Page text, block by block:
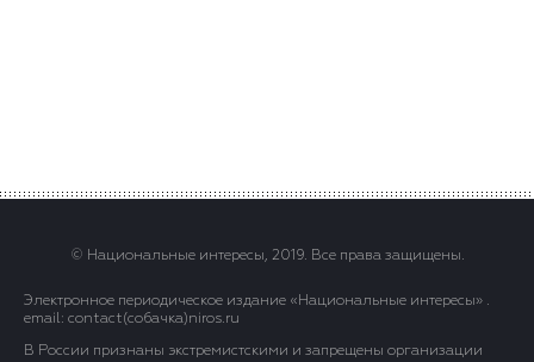
© Национальные интересы, 2019. Все права защищены.
Электронное периодическое издание «Национальные интересы» .
email: contact(сoбaчка)niros.ru
В России признаны экстремистскими и запрещены организации